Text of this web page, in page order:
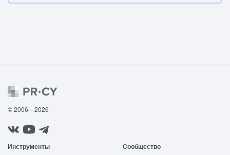
© 2006—2026
Инструменты Сообщество